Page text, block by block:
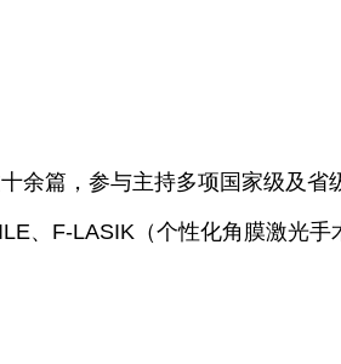
余篇，参与主持多项国家级及省
、F-LASIK（个性化角膜激光